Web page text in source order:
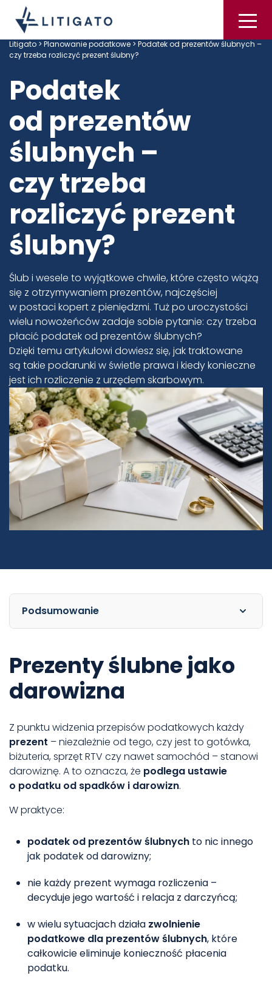
Litigato > Planowanie podatkowe > Podatek od prezentów ślubnych –
czy trzeba rozliczyć prezent ślubny?
Podatek
od prezentów
ślubnych –
czy trzeba
rozliczyć prezent
ślubny?
Ślub i wesele to wyjątkowe chwile, które często wiążą
się z otrzymywaniem prezentów, najczęściej
w postaci kopert z pieniędzmi. Tuż po uroczystości
wielu nowożeńców zadaje sobie pytanie: czy trzeba
płacić podatek od prezentów ślubnych?
Dzięki temu artykułowi dowiesz się, jak traktowane
są takie podarunki w świetle prawa i kiedy konieczne
jest ich rozliczenie z urzędem skarbowym.
Podsumowanie
Prezenty ślubne jako
darowizna
Z punktu widzenia przepisów podatkowych każdy
prezent – niezależnie od tego, czy jest to gotówka,
biżuteria, sprzęt RTV czy nawet samochód – stanowi
darowiznę. A to oznacza, że podlega ustawie
o podatku od spadków i darowizn.
W praktyce:
podatek od prezentów ślubnych to nic innego
jak podatek od darowizny;
nie każdy prezent wymaga rozliczenia –
decyduje jego wartość i relacja z darczyńcą;
w wielu sytuacjach działa zwolnienie
podatkowe dla prezentów ślubnych, które
całkowicie eliminuje konieczność płacenia
podatku.